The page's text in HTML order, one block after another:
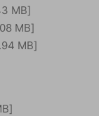
MB]
MB]
MB]